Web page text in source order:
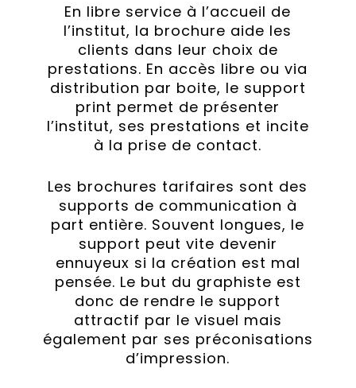
En libre service à l’accueil de
l’institut, la brochure aide les
clients dans leur choix de
prestations. En accès libre ou via
distribution par boite, le support
print permet de présenter
l’institut, ses prestations et incite
à la prise de contact.
Les brochures tarifaires sont des
supports de communication à
part entière. Souvent longues, le
support peut vite devenir
ennuyeux si la création est mal
pensée. Le but du graphiste est
donc de rendre le support
attractif par le visuel mais
également par ses préconisations
d’impression.